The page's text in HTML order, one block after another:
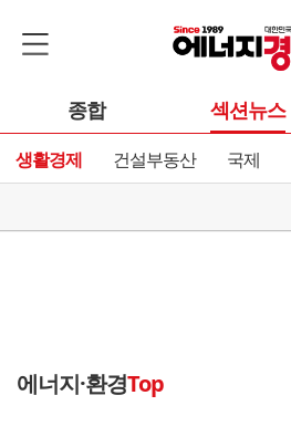
종합 섹션뉴스
생활경제 건설부동산 국제
에너지·환경Top